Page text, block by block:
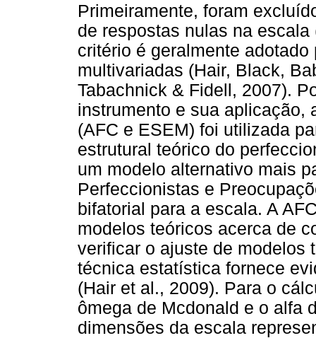
Primeiramente, foram
de respostas nulas na
critério é geralmente
multivariadas (Hair, Black,
Tabachnick & Fidell, 2007).
instrumento e sua aplicação,
(AFC e ESEM) foi utilizada
estrutural teórico do
um modelo alternativo mais
Perfeccionistas e
bifatorial para a escala. A
modelos teóricos acerca de
verificar o ajuste de modelos
técnica estatística fornece
(Hair et al., 2009). Para o
ômega de Mcdonald e o alfa
dimensões da escala